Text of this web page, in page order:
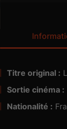
Titre original :
Sortie cinéma :
Nationalité :
Guerrar AND
Visa n° :
Matériel